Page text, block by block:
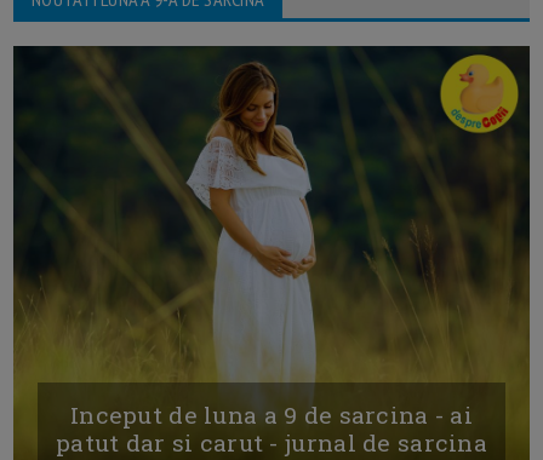
Inceput de luna a 9 de sarcina - ai
patut dar si carut - jurnal de sarcina